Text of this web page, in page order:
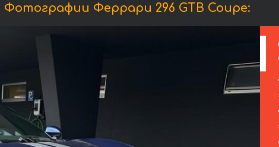
Фотографии Феррари 296 GTB Coupe: